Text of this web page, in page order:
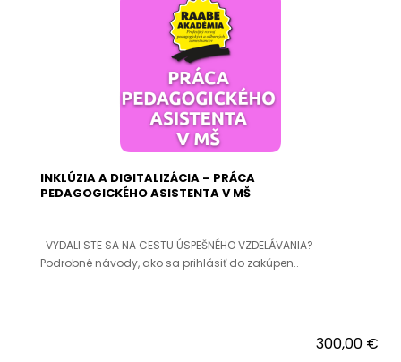
INKLÚZIA A DIGITALIZÁCIA – PRÁCA
PEDAGOGICKÉHO ASISTENTA V MŠ
VYDALI STE SA NA CESTU ÚSPEŠNÉHO VZDELÁVANIA?
Podrobné návody, ako sa prihlásiť do zakúpen..
300,00 €